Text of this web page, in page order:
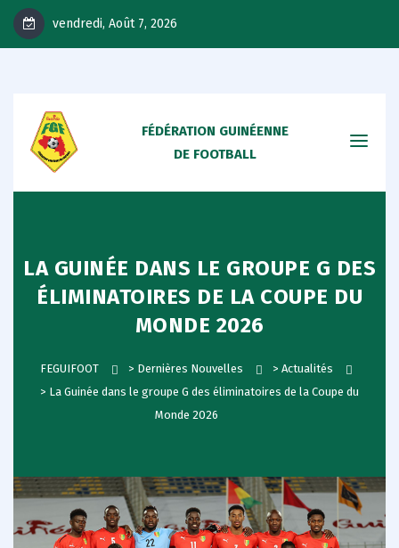
vendredi, Août 7, 2026
FÉDÉRATION GUINÉENNE
DE FOOTBALL
LA GUINÉE DANS LE GROUPE G DES
ÉLIMINATOIRES DE LA COUPE DU
MONDE 2026
FEGUIFOOT > Dernières Nouvelles > Actualités
> La Guinée dans le groupe G des éliminatoires de la Coupe du
Monde 2026